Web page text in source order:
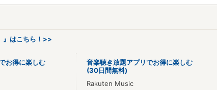
』はこちら！>>
お得に楽しむ
音楽聴き放題アプリでお得に楽しむ
(30日間無料)
Rakuten Music